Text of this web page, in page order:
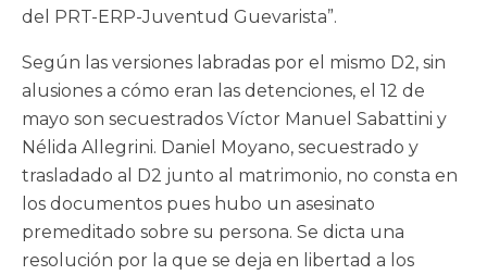
del PRT-ERP-Juventud Guevarista”.
Según las versiones labradas por el mismo D2, sin
alusiones a cómo eran las detenciones, el 12 de
mayo son secuestrados Víctor Manuel Sabattini y
Nélida Allegrini. Daniel Moyano, secuestrado y
trasladado al D2 junto al matrimonio, no consta en
los documentos pues hubo un asesinato
premeditado sobre su persona. Se dicta una
resolución por la que se deja en libertad a los